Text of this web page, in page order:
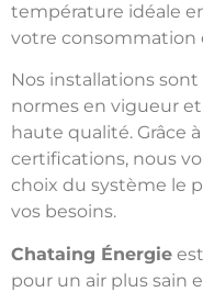
température idéale
votre consommation
Nos installations
normes en vigueur
haute qualité. Grâce
certifications, nous
choix du système le
vos besoins.
Chataing Énergie
pour un air plus sain